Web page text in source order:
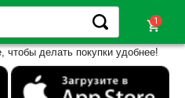
shopping_cart
чтобы делать покупки удобнее!